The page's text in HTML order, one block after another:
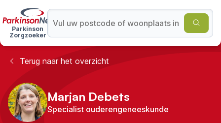
Parkinson
Zorgzoeker
Terug naar het overzicht
Marjan Debets
Specialist ouderengeneeskunde